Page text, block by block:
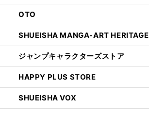
OTO
SHUEISHA MANGA-ART HERITAGE
ジャンプキャラクターズストア
HAPPY PLUS STORE
SHUEISHA VOX